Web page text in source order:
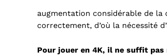
augmentation considérable de la
correctement, d’où la nécessité
Pour jouer en 4K, il ne suffit